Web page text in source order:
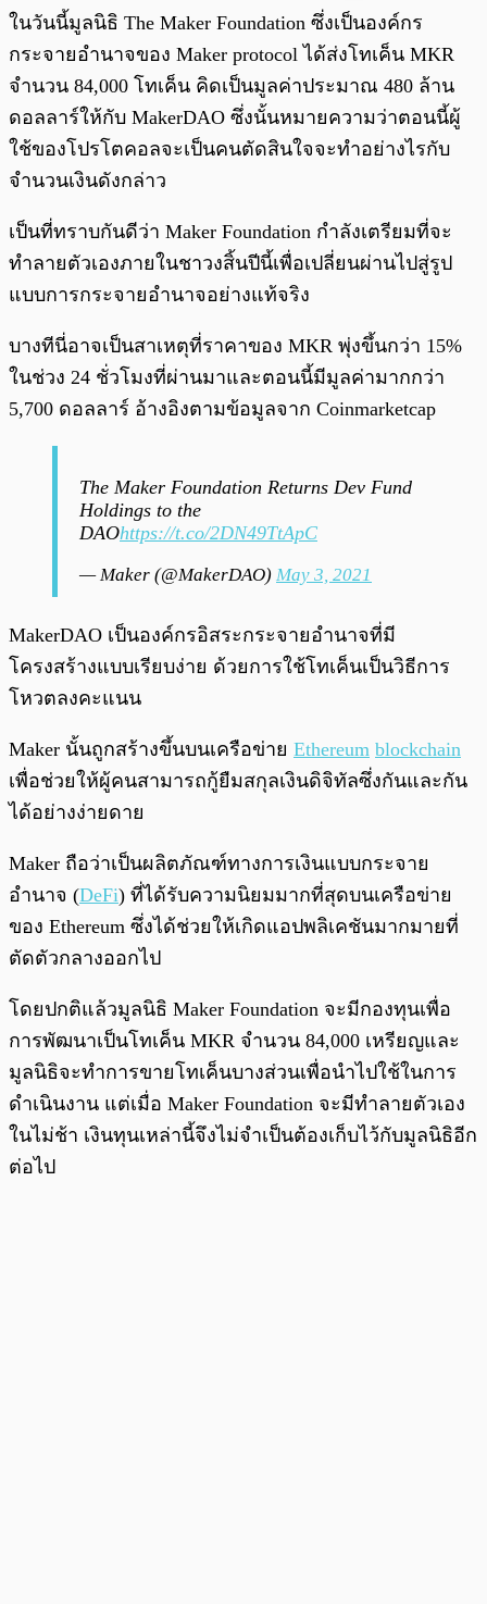
พร้อมเล่น /
ในวันนี้มูลนิธิ The Maker Foundation ซึ่งเป็นองค์กร
กระจายอำนาจของ Maker protocol ได้ส่งโทเค็น MKR
จำนวน 84,000 โทเค็น คิดเป็นมูลค่าประมาณ 480 ล้าน
ดอลลาร์ให้กับ MakerDAO ซึ่งนั้นหมายความว่าตอนนี้ผู้
ใช้ของโปรโตคอลจะเป็นคนตัดสินใจจะทำอย่างไรกับ
จำนวนเงินดังกล่าว
เป็นที่ทราบกันดีว่า Maker Foundation กำลังเตรียมที่จะ
ทำลายตัวเองภายในชาวงสิ้นปีนี้เพื่อเปลี่ยนผ่านไปสู่รูป
แบบการกระจายอำนาจอย่างแท้จริง
บางทีนี่อาจเป็นสาเหตุที่ราคาของ MKR พุ่งขึ้นกว่า 15%
ในช่วง 24 ชั่วโมงที่ผ่านมาและตอนนี้มีมูลค่ามากกว่า
5,700 ดอลลาร์ อ้างอิงตามข้อมูลจาก Coinmarketcap
The Maker Foundation Returns Dev Fund
Holdings to the
DAOhttps://t.co/2DN49TtApC
— Maker (@MakerDAO) May 3, 2021
MakerDAO เป็นองค์กรอิสระกระจายอำนาจที่มี
โครงสร้างแบบเรียบง่าย ด้วยการใช้โทเค็นเป็นวิธีการ
โหวตลงคะแนน
Maker นั้นถูกสร้างขึ้นบนเครือข่าย Ethereum blockchain
เพื่อช่วยให้ผู้คนสามารถกู้ยืมสกุลเงินดิจิทัลซึ่งกันและกัน
ได้อย่างง่ายดาย
Maker ถือว่าเป็นผลิตภัณฑ์ทางการเงินแบบกระจาย
อำนาจ (DeFi) ที่ได้รับความนิยมมากที่สุดบนเครือข่าย
ของ Ethereum ซึ่งได้ช่วยให้เกิดแอปพลิเคชันมากมายที่
ตัดตัวกลางออกไป
โดยปกติแล้วมูลนิธิ Maker Foundation จะมีกองทุนเพื่อ
การพัฒนาเป็นโทเค็น MKR จำนวน 84,000 เหรียญและ
มูลนิธิจะทำการขายโทเค็นบางส่วนเพื่อนำไปใช้ในการ
ดำเนินงาน แต่เมื่อ Maker Foundation จะมีทำลายตัวเอง
ในไม่ช้า เงินทุนเหล่านี้จึงไม่จำเป็นต้องเก็บไว้กับมูลนิธิอีก
ต่อไป